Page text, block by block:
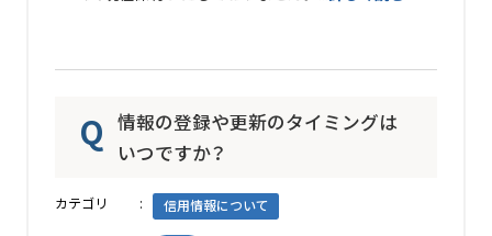
情報の登録や更新のタイミングは
いつですか？
カテゴリ 信用情報について